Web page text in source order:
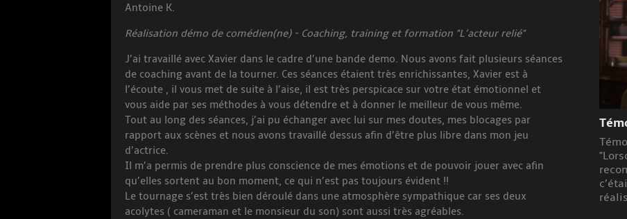
Antoine K.
Réalisation démo de comédien(ne) - Coaching, training et formation "L’acteur relié"
J’ai travaillé avec Xavier dans le cadre d’une bande demo. Nous avons fait plusieurs séances
de coaching avant de la tourner. Ces séances étaient très enrichissantes, Xavier est à
l’écoute , il vous met de suite à l’aise, il est très perspicace sur votre état émotionnel et
vous aide par ses méthodes à vous détendre et à donner le meilleur de vous même.
Tout au long des séances, j’ai pu échanger avec lui sur mes doutes, mes blocages par
rapport aux scènes et nous avons travaillé dessus afin d’être plus libre dans mon jeu
d’actrice.
Il m’a permis de prendre plus conscience de mes émotions et de pouvoir jouer avec afin
qu’elles sortent au bon moment, ce qui n’est pas toujours évident !!
Le tournage s’est très bien déroulé dans une atmosphère sympathique car ses deux
acolytes ( cameraman et le monsieur du son) sont aussi très agréables.